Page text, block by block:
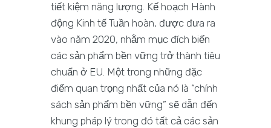
tiết kiệm năng lượng. Kế hoạch Hành
động Kinh tế Tuần hoàn, được đưa ra
vào năm 2020, nhằm mục đích biến
các sản phẩm bền vững trở thành tiêu
chuẩn ở EU. Một trong những đặc
điểm quan trọng nhất của nó là “chính
sách sản phẩm bền vững” sẽ dẫn đến
khung pháp lý trong đó tất cả các sản